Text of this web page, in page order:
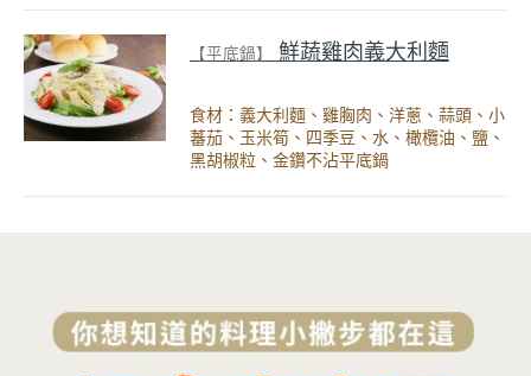
【平底鍋】 鮮蔬雞肉義大利麵
食材：義大利麵、雞胸肉、洋蔥、蒜頭、小
蕃茄、玉米筍、四季豆、水、橄欖油、鹽、
黑胡椒粒、金鑽不沾平底鍋